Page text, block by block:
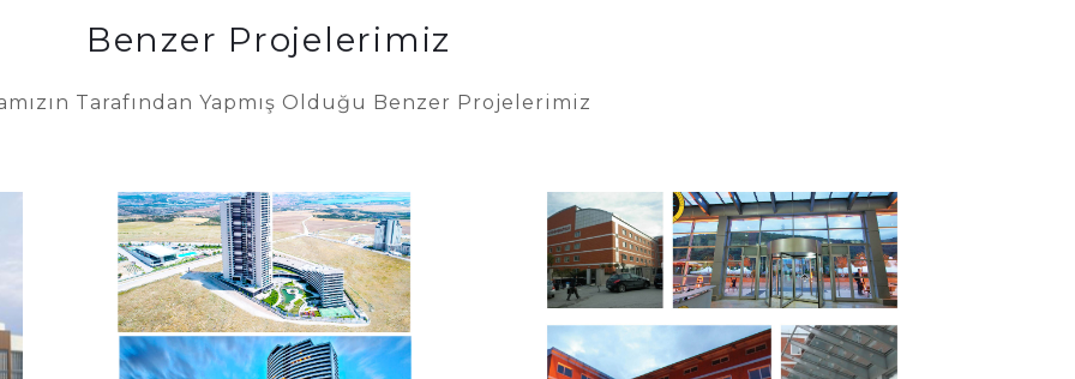
Benzer Projelerimiz
Tarafından Yapmış Olduğu Benzer Projelerimiz